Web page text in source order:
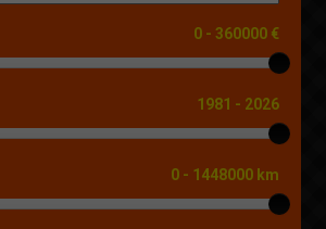
0 -360000 €
1981 - 2026
0 - 1448000 km